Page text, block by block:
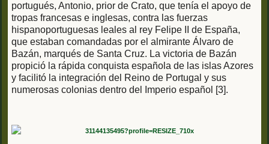
portugués, Antonio, prior de Crato, que tenía el apoyo de
tropas francesas e inglesas, contra las fuerzas
hispanoportuguesas leales al rey Felipe II de España,
que estaban comandadas por el almirante Álvaro de
Bazán, marqués de Santa Cruz. La victoria de Bazán
propició la rápida conquista española de las islas Azores
y facilitó la integración del Reino de Portugal y sus
numerosas colonias dentro del Imperio español [3].